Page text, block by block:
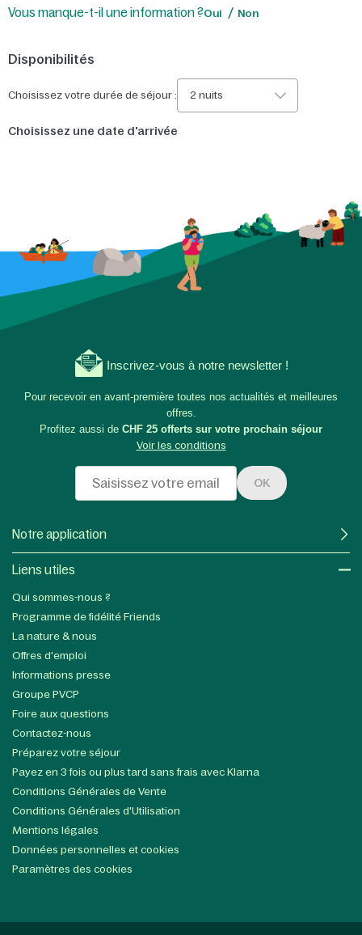
Vous manque-t-il une information ?Oui Non
Disponibilités
Choisissez votre durée de séjour : 2 nuits
Choisissez une date d'arrivée
Inscrivez-vous à notre newsletter !
Pour recevoir en avant-première toutes nos actualités et meilleures
offres.
Profitez aussi de CHF 25 offerts sur votre prochain séjour
Voir les conditions
OK
Notre application
Liens utiles​
Qui sommes-nous ?
Programme de fidélité Friends
La nature & nous
Offres d'emploi
Informations presse
Groupe PVCP
Foire aux questions
Contactez-nous
Préparez votre séjour
Payez en 3 fois ou plus tard sans frais avec Klarna
Conditions Générales de Vente
Conditions Générales d'Utilisation
Mentions légales
Données personnelles et cookies
Paramètres des cookies